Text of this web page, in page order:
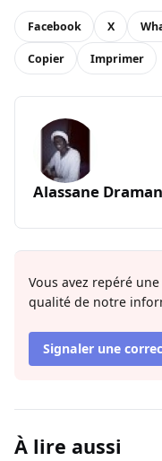
Facebook X
Copier Imprimer
Alassane
Vous avez repéré
qualité de notre
Signaler une
À lire aussi